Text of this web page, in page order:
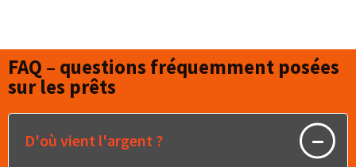
FAQ – questions fréquemment posées
sur les prêts
D'où vient l'argent ?